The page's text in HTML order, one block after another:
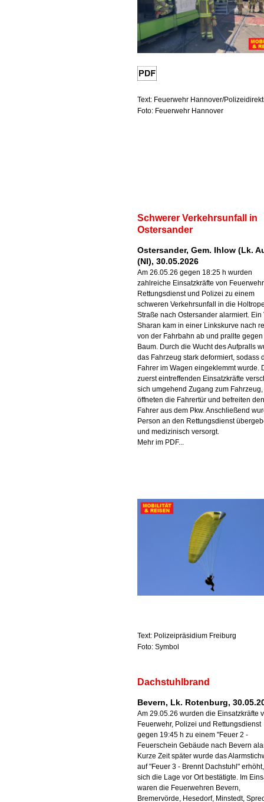
Text: Feuerwehr Hannover/
Foto: Feuerwehr Hannover
Schwerer Verkehrsunfall in
Ostersander
Ostersander, Gem. Ihlow (Lk.
(NI), 30.05.2026
Am 26.05.26 gegen 18:25 h wurden
zahlreiche Einsatzkräfte von
Rettungsdienst und Polizei zu einem
schweren Verkehrsunfall in die
Straße nach Ostersander alarmiert. Ein
Sharan kam in einer Linkskurve nach
von der Fahrbahn ab und prallte
Baum. Durch die Wucht des Aufpralls
das Fahrzeug stark deformiert, sodass
Fahrer im Wagen eingeklemmt wurde.
zuerst eintreffenden Einsatzkräfte
sich umgehend Zugang zum Fahrzeug,
öffneten die Fahrertür und befreiten den
Fahrer aus dem Pkw. Anschließend
Person an den Rettungsdienst
und medizinisch versorgt.
Mehr im PDF...
Text: Polizeipräsidium Freiburg
Foto: Symbol
Dachstuhlbrand
Bevern, Lk. Rotenburg,
Am 29.05.26 wurden die Einsatzkräfte
Feuerwehr, Polizei und Rettungsdienst
gegen 19:45 h zu einem "Feuer 2 -
Feuerschein Gebäude nach Bevern
Kurze Zeit später wurde das
auf "Feuer 3 - Brennt Dachstuhl"
sich die Lage vor Ort bestätigte. Im
waren die Feuerwehren Bevern,
Bremervörde, Hesedorf, Minstedt,